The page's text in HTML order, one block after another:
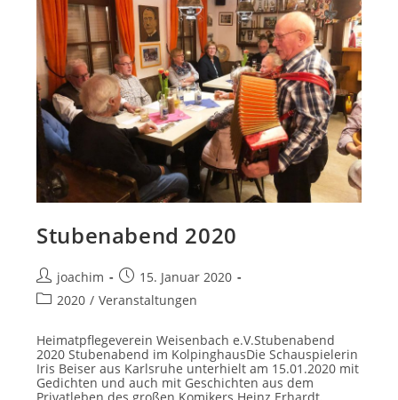
Stubenabend 2020
Beitrags-
Autor:
joachim
Beitrag
veröffentlicht:
15. Januar 2020
Beitrags-
2020 / Veranstaltungen
Heimatpflegeverein Weisenbach e.V.Stubenabend
2020 Stubenabend im KolpinghausDie Schauspielerin
Iris Beiser aus Karlsruhe unterhielt am 15.01.2020 mit
Gedichten und auch mit Geschichten aus dem
Privatleben des großen Komikers Heinz Erhardt.